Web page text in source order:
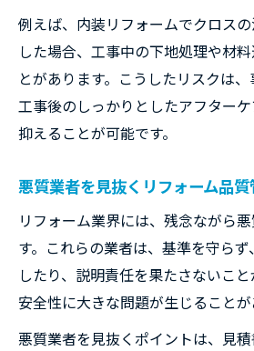
例えば、内装リフォームでクロス
した場合、工事中の下地処理や材
とがあります。こうしたリスクは、
工事後のしっかりとしたアフター
抑えることが可能です。
悪質業者を見抜くリフォーム品
リフォーム業界には、残念ながら
す。これらの業者は、基準を守ら
したり、説明責任を果たさないこ
安全性に大きな問題が生じることが
悪質業者を見抜くポイントは、見